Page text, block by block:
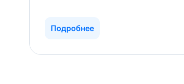
Подробнее